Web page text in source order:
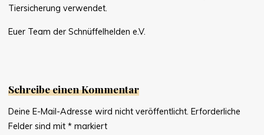
Tiersicherung verwendet.
Euer Team der Schnüffelhelden e.V.
Schreibe einen Kommentar
Deine E-Mail-Adresse wird nicht veröffentlicht. Erforderliche
Felder sind mit* markiert